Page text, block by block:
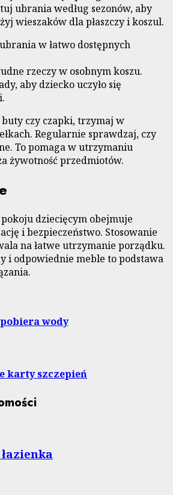
ubrania według sezonów, aby
wieszaków dla płaszczy i koszul.
w łatwo dostępnych
rzeczy w osobnym koszu.
aby dziecko uczyło się
czy czapki, trzymaj w
Regularnie sprawdzaj, czy
To pomaga w utrzymaniu
żywotność przedmiotów.
dziecięcym obejmuje
i bezpieczeństwo. Stosowanie
na łatwe utrzymanie porządku.
i odpowiednie meble to podstawa
wody
karty szczepień